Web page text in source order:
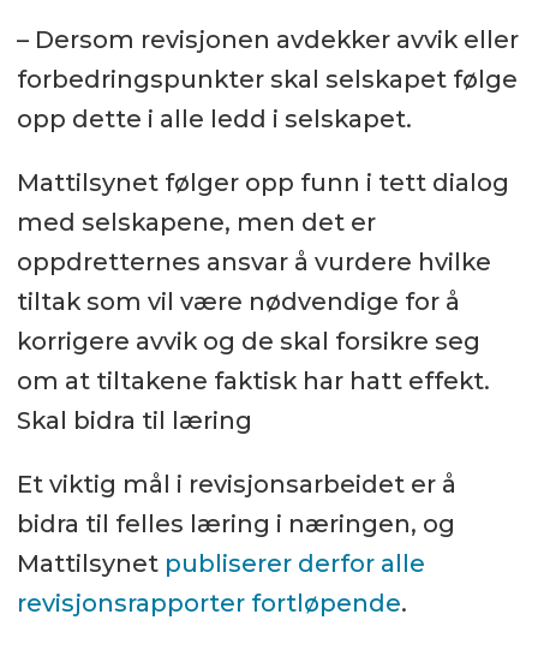
– Dersom revisjonen avdekker avvik eller
forbedringspunkter skal selskapet følge
opp dette i alle ledd i selskapet.
Mattilsynet følger opp funn i tett dialog
med selskapene, men det er
oppdretternes ansvar å vurdere hvilke
tiltak som vil være nødvendige for å
korrigere avvik og de skal forsikre seg
om at tiltakene faktisk har hatt effekt.
Skal bidra til læring
Et viktig mål i revisjonsarbeidet er å
bidra til felles læring i næringen, og
Mattilsynet publiserer derfor alle
revisjonsrapporter fortløpende.